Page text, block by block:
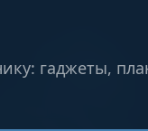
гаджеты,